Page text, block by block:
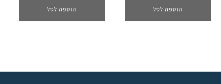
הוספה לסל הוספה לסל